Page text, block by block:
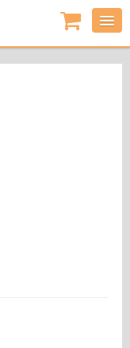
0
Artikel
-